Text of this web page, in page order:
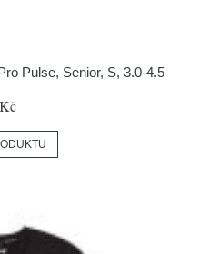
Pulse, Senior, S, 3.0-4.5